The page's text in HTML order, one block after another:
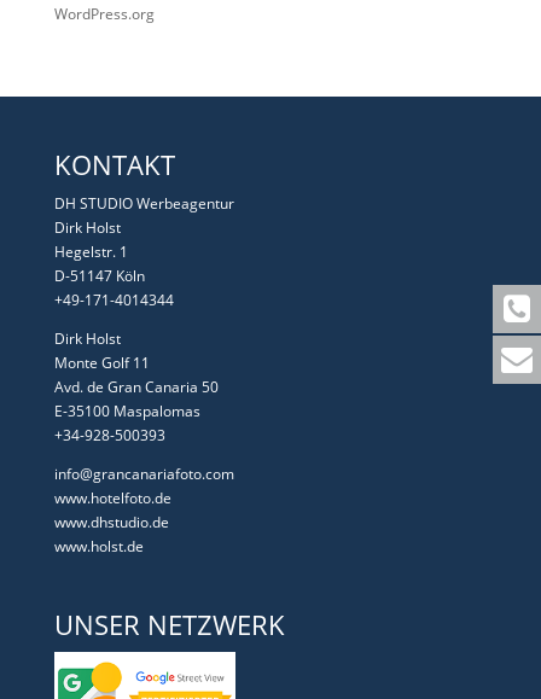
WordPress.org
KONTAKT
DH STUDIO Werbeagentur
Dirk Holst
Hegelstr. 1
D-51147 Köln
+49-171-4014344
Dirk Holst
Monte Golf 11
Avd. de Gran Canaria 50
E-35100 Maspalomas
+34-928-500393
info@grancanariafoto.com
www.hotelfoto.de
www.dhstudio.de
www.holst.de
UNSER NETZWERK